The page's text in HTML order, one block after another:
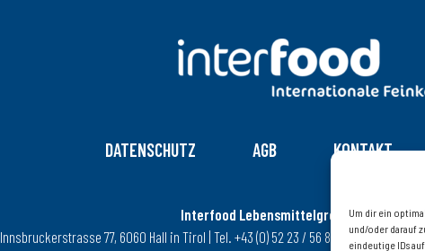
Um dir ein
und/oder darauf
eindeutige IDs
DATENSCHUTZ AGB KONTAKT
Interfood Lebensmittelgroßhandel
Innsbruckerstrasse 77, 6060 Hall in Tirol | Tel. +43 (0) 52 23 / 56 8 08 – 0 | Fax +43